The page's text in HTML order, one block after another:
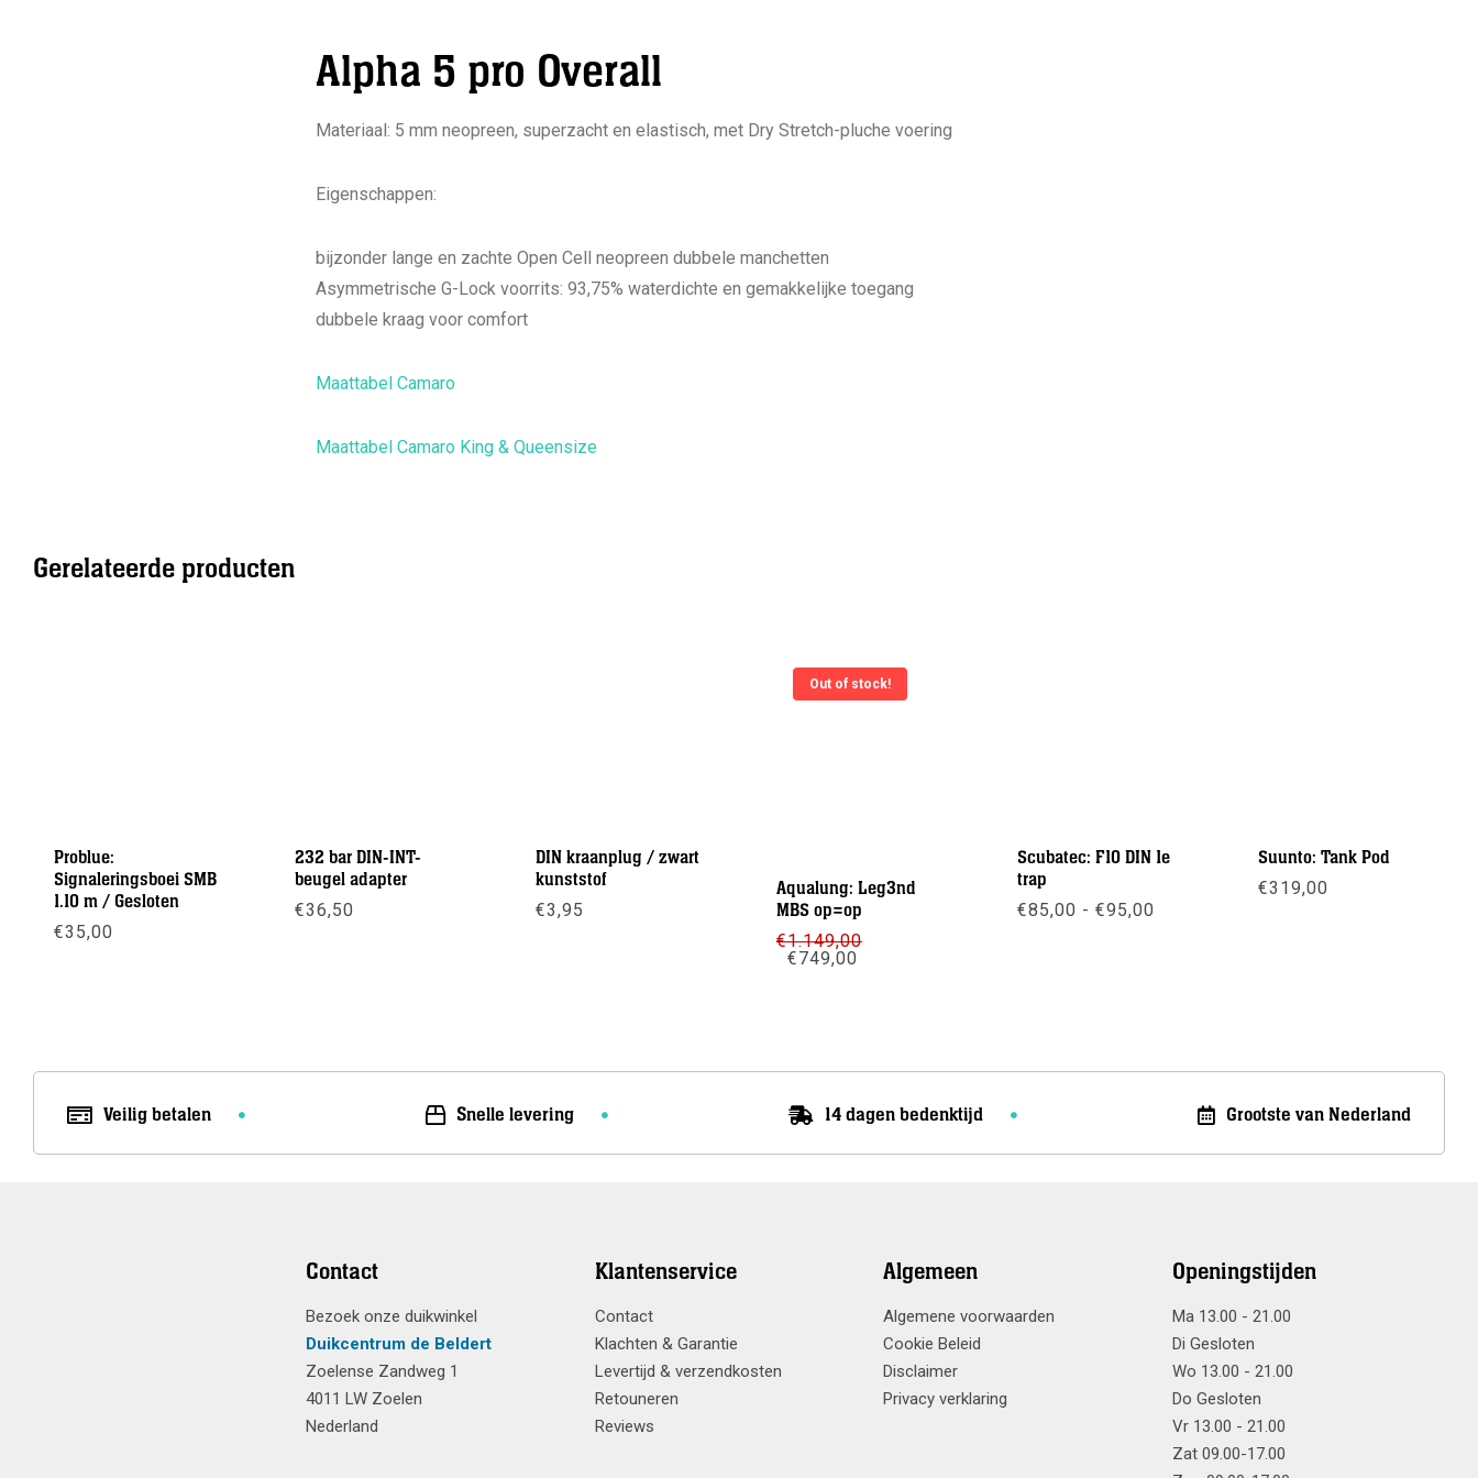
Alpha 5 pro Overall
Materiaal: 5 mm neopreen, superzacht en elastisch, met Dry Stretch-pluche voering
Eigenschappen:
bijzonder lange en zachte Open Cell neopreen dubbele manchetten
Asymmetrische G-Lock voorrits: 93,75% waterdichte en gemakkelijke toegang
dubbele kraag voor comfort
Maattabel Camaro
Maattabel Camaro King & Queensize
Gerelateerde producten
Problue:
Signaleringsboei SMB
1.10 m / Gesloten
€35,00
232 bar DIN-INT-
beugel adapter
€36,50
DIN kraanplug / zwart
kunststof
€3,95
Out of stock!
Aqualung: Leg3nd
MBS op=op
€1.149,00
Oorspronkelijke
€749,00
Scubatec: F10 DIN 1e
trap
€85,00 - €95,00
Suunto: Tank Pod
€319,00
Veilig betalen Snelle levering 14 dagen bedenktijd Grootste van Nederland
Contact
Bezoek onze duikwinkel
Duikcentrum de Beldert
Zoelense Zandweg 1
4011 LW Zoelen
Nederland
Klantenservice
Contact
Klachten & Garantie
Levertijd & verzendkosten
Retouneren
Reviews
Algemeen
Algemene voorwaarden
Cookie Beleid
Disclaimer
Privacy verklaring
Openingstijden
Ma 13.00 - 21.00
Di Gesloten
Wo 13.00 - 21.00
Do Gesloten
Vr 13.00 - 21.00
Zat 09.00-17.00